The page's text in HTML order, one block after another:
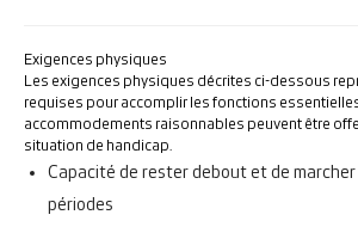
Exigences physiques
Les exigences physiques décrites ci-dessous
requises pour accomplir les fonctions
accommodements raisonnables peuvent être
situation de handicap.
Capacité de rester debout et de
périodes